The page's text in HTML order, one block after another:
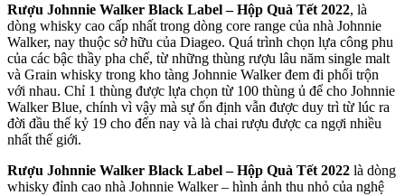
Rượu Johnnie Walker Black Label – Hộp Quà Tết 2022, là
dòng whisky cao cấp nhất trong dòng core range của nhà Johnnie
Walker, nay thuộc sở hữu của Diageo. Quá trình chọn lựa công phu
của các bậc thầy pha chế, từ những thùng rượu lâu năm single malt
và Grain whisky trong kho tàng Johnnie Walker đem đi phổi trộn
với nhau. Chỉ 1 thùng được lựa chọn từ 100 thùng ủ để cho Johnnie
Walker Blue, chính vì vậy mà sự ổn định vẫn được duy trì từ lúc ra
đời đầu thế kỷ 19 cho đến nay và là chai rượu được ca ngợi nhiều
nhất thế giới.
Rượu Johnnie Walker Black Label – Hộp Quà Tết 2022 là dòng
whisky đỉnh cao nhà Johnnie Walker – hình ảnh thu nhỏ của nghệ